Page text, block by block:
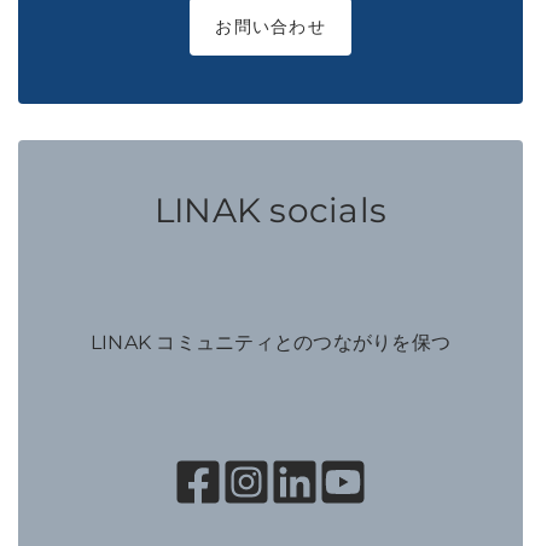
お問い合わせ
LINAK socials
LINAK コミュニティとのつながりを保つ